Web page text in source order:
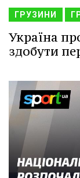
ГРУЗИНИ
Україна
здобути